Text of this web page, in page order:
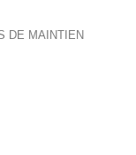
DE MAINTIEN